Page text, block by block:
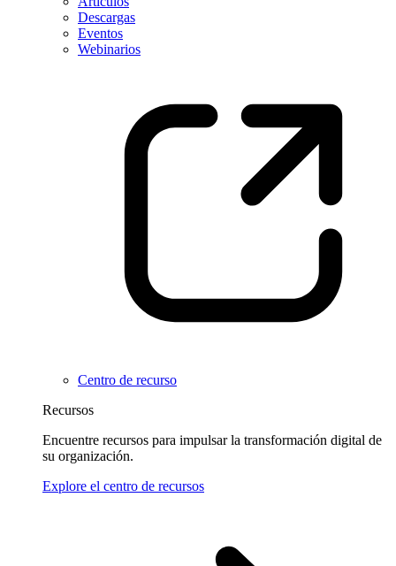
Descargas
Eventos
Webinarios
Centro de recurso
Recursos
Encuentre recursos para impulsar la transformación digital de
su organización.
Explore el centro de recursos